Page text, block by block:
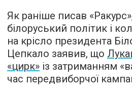
Як раніше писав
білоруський політик і
на крісло президента
Цепкало заявив, що
«цирк» із затриманням
час передвиборчої